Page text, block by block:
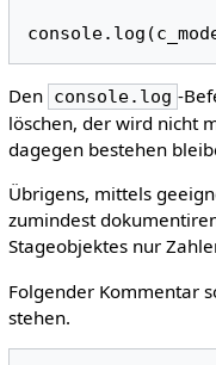
console. log (
Den console.log -
löschen, der wird nicht
dagegen bestehen
Übrigens, mittels
zumindest
Stageobjektes nur
Folgender Kommentar
stehen.